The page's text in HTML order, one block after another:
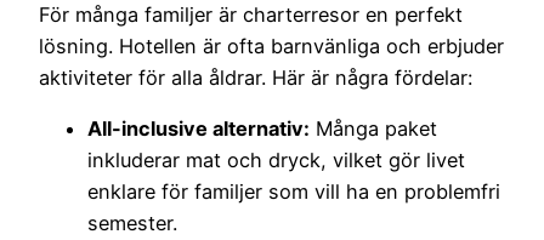
För många familjer är charterresor en perfekt
lösning. Hotellen är ofta barnvänliga och erbjuder
aktiviteter för alla åldrar. Här är några fördelar:
All-inclusive alternativ: Många paket
inkluderar mat och dryck, vilket gör livet
enklare för familjer som vill ha en problemfri
semester.